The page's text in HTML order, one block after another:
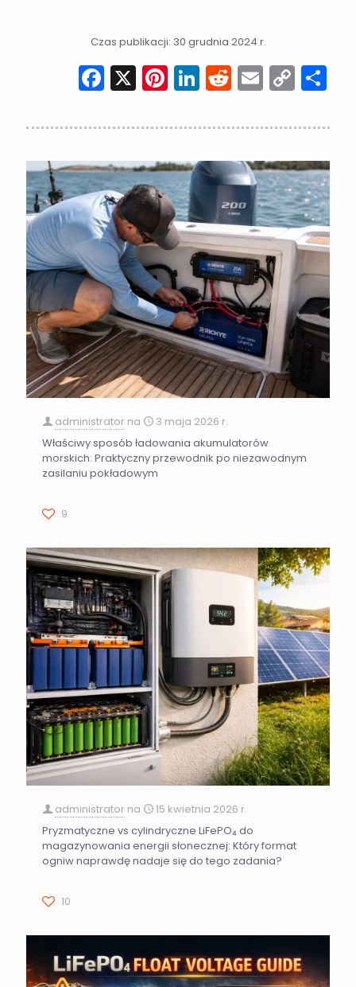
Czas publikacji: 30 grudnia 2024 r.
Facebook
X Pinterest
LinkedIn
Reddit
Email
Link
administrator na
3 maja 2026 r.
Właściwy sposób ładowania akumulatorów
morskich: Praktyczny przewodnik po niezawodnym
zasilaniu pokładowym
9
administrator na
15 kwietnia 2026 r.
Pryzmatyczne vs cylindryczne LiFePO₄ do
magazynowania energii słonecznej: Który format
ogniw naprawdę nadaje się do tego zadania?
10